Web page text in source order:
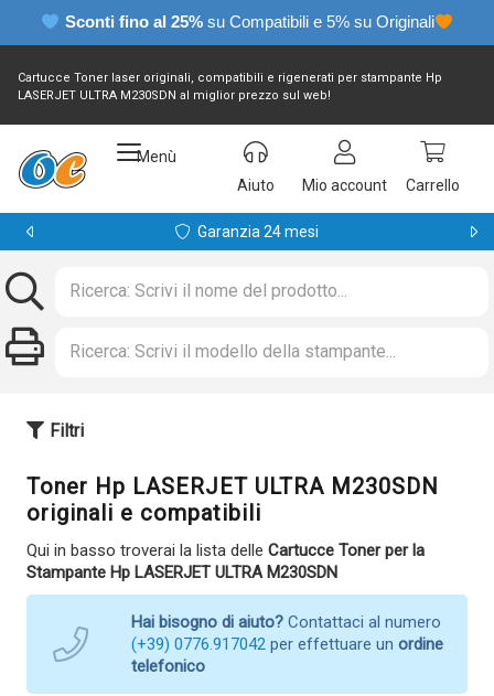
Sconti fino al 25% su Compatibili e 5% su Originali
Cartucce Toner laser originali, compatibili e rigenerati per stampante Hp
LASERJET ULTRA M230SDN al miglior prezzo sul web!
Menù
Aiuto
Mio account Carrello
Garanzia 24 mesi
Filtri
Toner Hp LASERJET ULTRA M230SDN
originali e compatibili
Qui in basso troverai la lista delle Cartucce Toner per la
Stampante Hp LASERJET ULTRA M230SDN
Hai bisogno di aiuto? Contattaci al numero
(+39) 0776.917042 per effettuare un ordine
telefonico